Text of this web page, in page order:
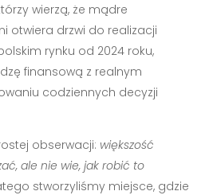
wierzą, że mądre
otwiera drzwi do realizacji
rynku od 2024 roku,
finansową z realnym
codziennych decyzji
obserwacji: większość
ale nie wie, jak robić to
stworzyliśmy miejsce, gdzie